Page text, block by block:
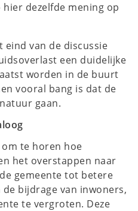
dezelfde mening op
eind van de discussie
een duidelijke
worden in de buurt
vooral bang is dat de
gaan.
om te horen hoe
het overstappen naar
gemeente tot betere
bijdrage van inwoners,
te vergroten. Deze